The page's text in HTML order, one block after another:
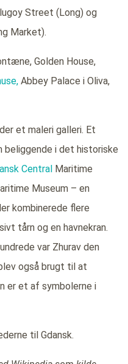
Street (Long) og
Market).
Golden House,
Abbey Palace i Oliva,
et maleri galleri. Et
i det historiske
Central Maritime
Museum – en
kombinerede flere
tårn og en havnekran.
var Zhurav den
også brugt til at
er et af symbolerne i
til Gdansk.